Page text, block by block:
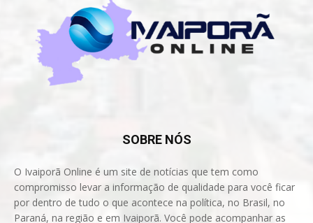
SOBRE NÓS
O Ivaiporã Online é um site de notícias que tem como
compromisso levar a informação de qualidade para você ficar
por dentro de tudo o que acontece na política, no Brasil, no
Paraná, na região e em Ivaiporã. Você pode acompanhar as